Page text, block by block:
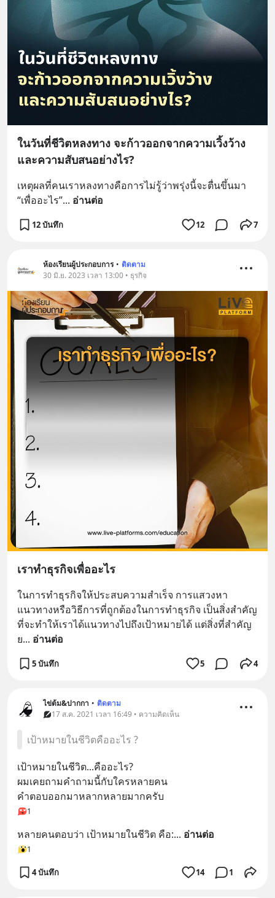
ในวันที่ชีวิตหลงทาง จะก้าวออกจากความเวิ้งว้าง
และความสับสนอย่างไร?
เหตุผลที่คนเราหลงทางคือการไม่รู้ว่าพรุ่งนี้จะตื่นขึ้นมา
“เพื่ออะไร”... อ่านต่อ
12 บันทึก 12 7
ห้องเรียนผู้ประกอบการ • ติดตาม
30 มิ.ย. 2023 เวลา 13:00 • ธุรกิจ
เราทำธุรกิจเพื่ออะไร
ในการทำธุรกิจให้ประสบความสำเร็จ การแสวงหา
แนวทางหรือวิธีการที่ถูกต้องในการทำธุรกิจ เป็นสิ่งสำคัญ
ที่จะทำให้เราได้แนวทางไปถึงเป้าหมายได้ แต่สิ่งที่สำคัญ
ย... อ่านต่อ
5 บันทึก 5 4
ไข่ต้ม&ปากกา • ติดตาม
17 ส.ค. 2021 เวลา 16:49 • ความคิดเห็น
เป้าหมายในชีวิตคืออะไร ?
เป้าหมายในชีวิต...คืออะไร?
ผมเคยถามคำถามนี้กับใครหลายคน
คำตอบออกมาหลากหลายมากครับ
1
หลายคนตอบว่า เป้าหมายในชีวิต คือ:... อ่านต่อ
1
4 บันทึก 14 1